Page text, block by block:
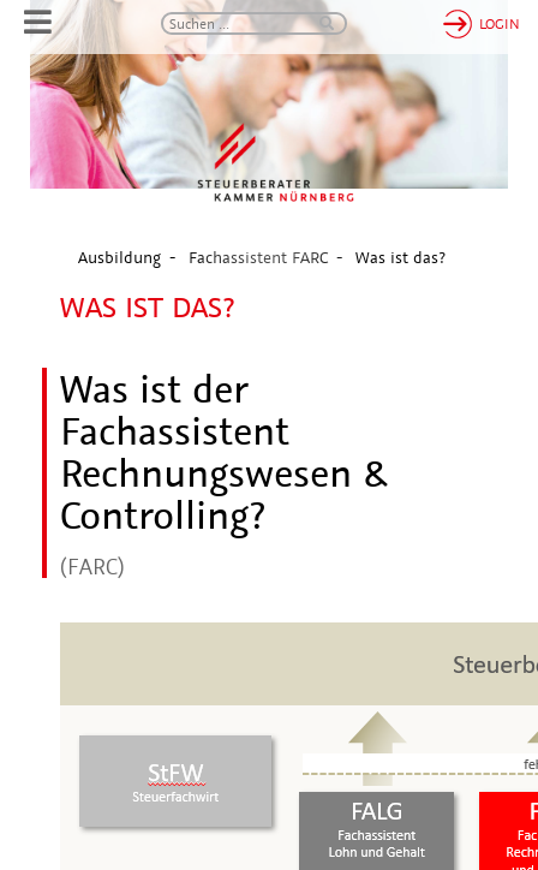
LOGIN
Ausbildung Fachassistent FARC Was ist das?
WAS IST DAS?
Was ist der
Fachassistent
Rechnungswesen &
Controlling?
(FARC)